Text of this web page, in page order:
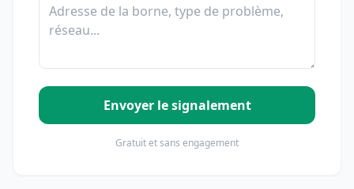
Envoyer le signalement
Gratuit et sans engagement